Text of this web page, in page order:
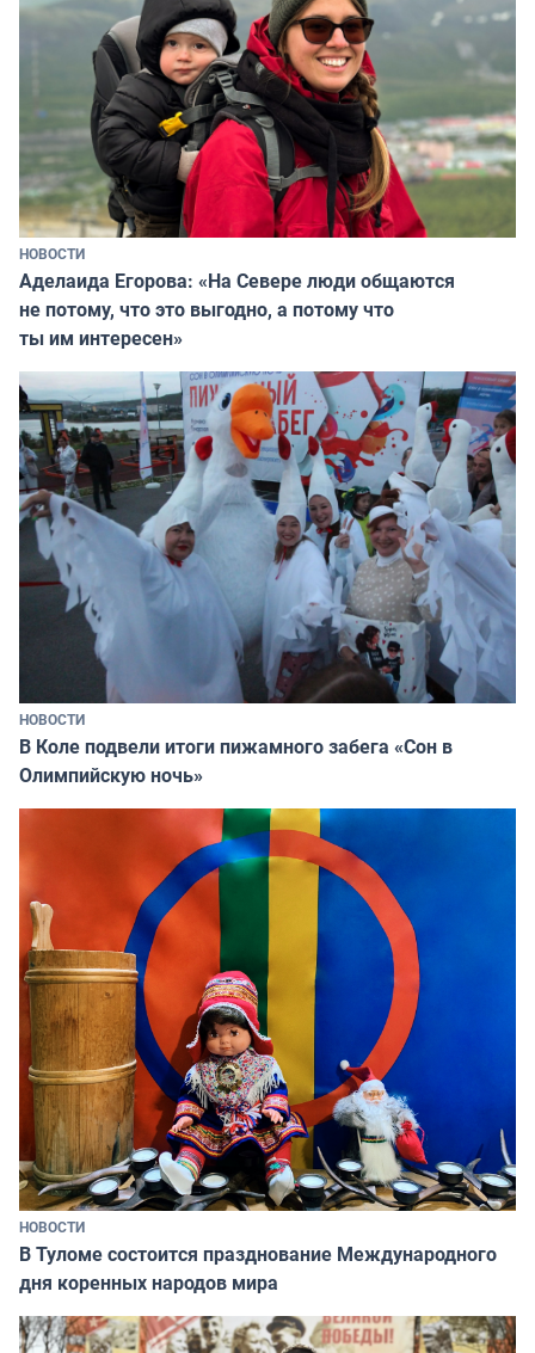
НОВОСТИ
Аделаида Егорова: «На Севере люди общаются
не потому, что это выгодно, а потому что
ты им интересен»
НОВОСТИ
В Коле подвели итоги пижамного забега «Сон в
Олимпийскую ночь»
НОВОСТИ
В Туломе состоится празднование Международного
дня коренных народов мира